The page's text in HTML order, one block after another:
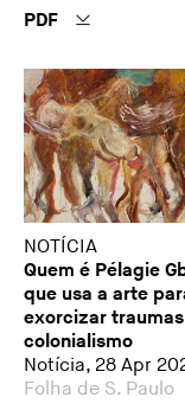
PDF
NOTÍCIA
Quem é Pélagie
que usa a arte
exorcizar
colonialismo
Notícia, 28 Apr
Folha de S. Paulo